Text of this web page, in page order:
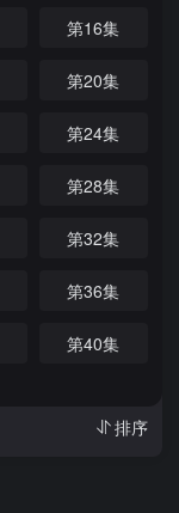
第16集
第20集
第24集
第28集
第32集
第36集
第40集
排序